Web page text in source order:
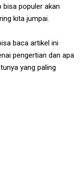
bisa populer akan
kita jumpai.
baca artikel ini
pengertian dan apa
yang paling